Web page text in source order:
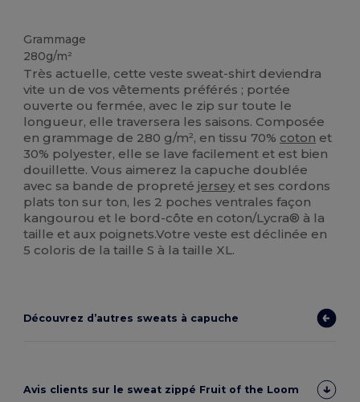
Grammage
280g/m²
Très actuelle, cette veste sweat-shirt deviendra
vite un de vos vêtements préférés ; portée
ouverte ou fermée, avec le zip sur toute le
longueur, elle traversera les saisons. Composée
en grammage de 280 g/m², en tissu 70% coton et
30% polyester, elle se lave facilement et est bien
douillette. Vous aimerez la capuche doublée
avec sa bande de propretéjersey et ses cordons
plats ton sur ton, les 2 poches ventrales façon
kangourou et le bord-côte en coton/Lycra® à la
taille et aux poignets.Votre veste est déclinée en
5 coloris de la taille S à la taille XL.
Découvrez d’autres sweats à capuche
Avis clients sur le sweat zippé Fruit of the Loom